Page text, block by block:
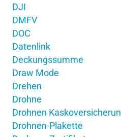
DJI
DMFV
DOC
Datenlink
Deckungssumme
Draw Mode
Drehen
Drohne
Drohnen
Drohnen-Plakette